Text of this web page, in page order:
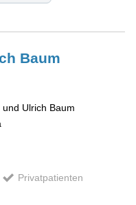
Baum
Ulrich Baum
Privatpatienten